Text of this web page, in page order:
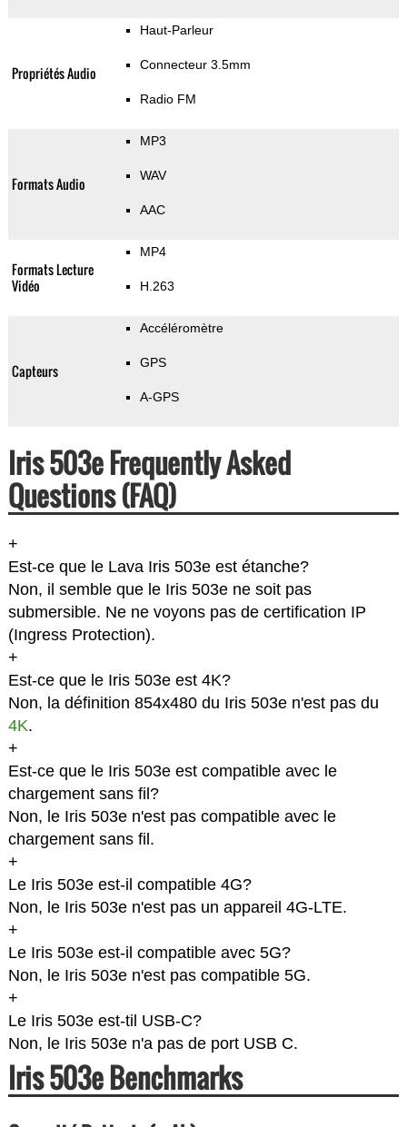
Propriétés Audio
Haut-Parleur
Connecteur 3.5mm
Radio FM
Formats Audio
MP3
WAV
AAC
Formats Lecture
Vidéo
MP4
H.263
Capteurs
Accéléromètre
GPS
A-GPS
Iris 503e Frequently Asked
Questions (FAQ)
+
Est-ce que le Lava Iris 503e est étanche?
Non, il semble que le Iris 503e ne soit pas
submersible. Ne ne voyons pas de certification IP
(Ingress Protection).
+
Est-ce que le Iris 503e est 4K?
Non, la définition 854x480 du Iris 503e n'est pas du
4K.
+
Est-ce que le Iris 503e est compatible avec le
chargement sans fil?
Non, le Iris 503e n'est pas compatible avec le
chargement sans fil.
+
Le Iris 503e est-il compatible 4G?
Non, le Iris 503e n'est pas un appareil 4G-LTE.
+
Le Iris 503e est-il compatible avec 5G?
Non, le Iris 503e n'est pas compatible 5G.
+
Le Iris 503e est-til USB-C?
Non, le Iris 503e n'a pas de port USB C.
Iris 503e Benchmarks